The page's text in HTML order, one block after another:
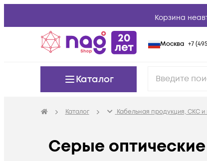
Корзина
Москва +7
Каталог
Каталог Кабельная продукция, СКС
Серые